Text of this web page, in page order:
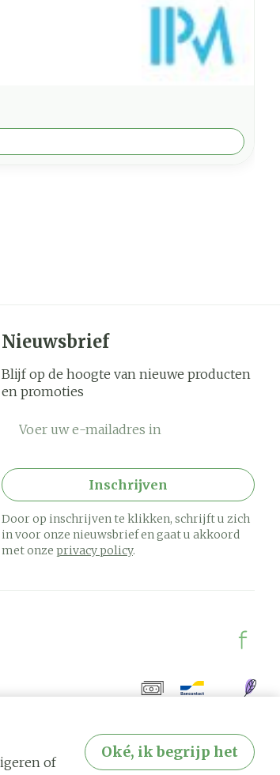
of
Oké, ik begrijp het
Nieuwsbrief
Blijf op de hoogte van nieuwe producten
en promoties
Inschrijven
Door op inschrijven te klikken, schrijft u zich
in voor onze nieuwsbrief en gaat u akkoord
met onze privacy policy.